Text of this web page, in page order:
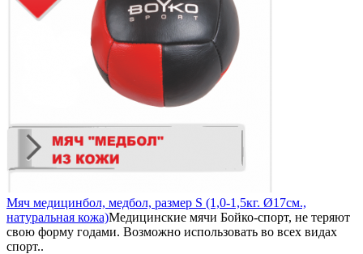
Мяч медицинбол, медбол, размер S (1,0-1,5кг. Ø17см.,
натуральная кожа)Медицинские мячи Бойко-спорт, не теряют
свою форму годами. Возможно использовать во всех видах
спорт..